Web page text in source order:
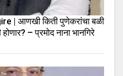
| आणखी किती पुणेकरांचा बळी
– प्रमोद नाना भानगिरे